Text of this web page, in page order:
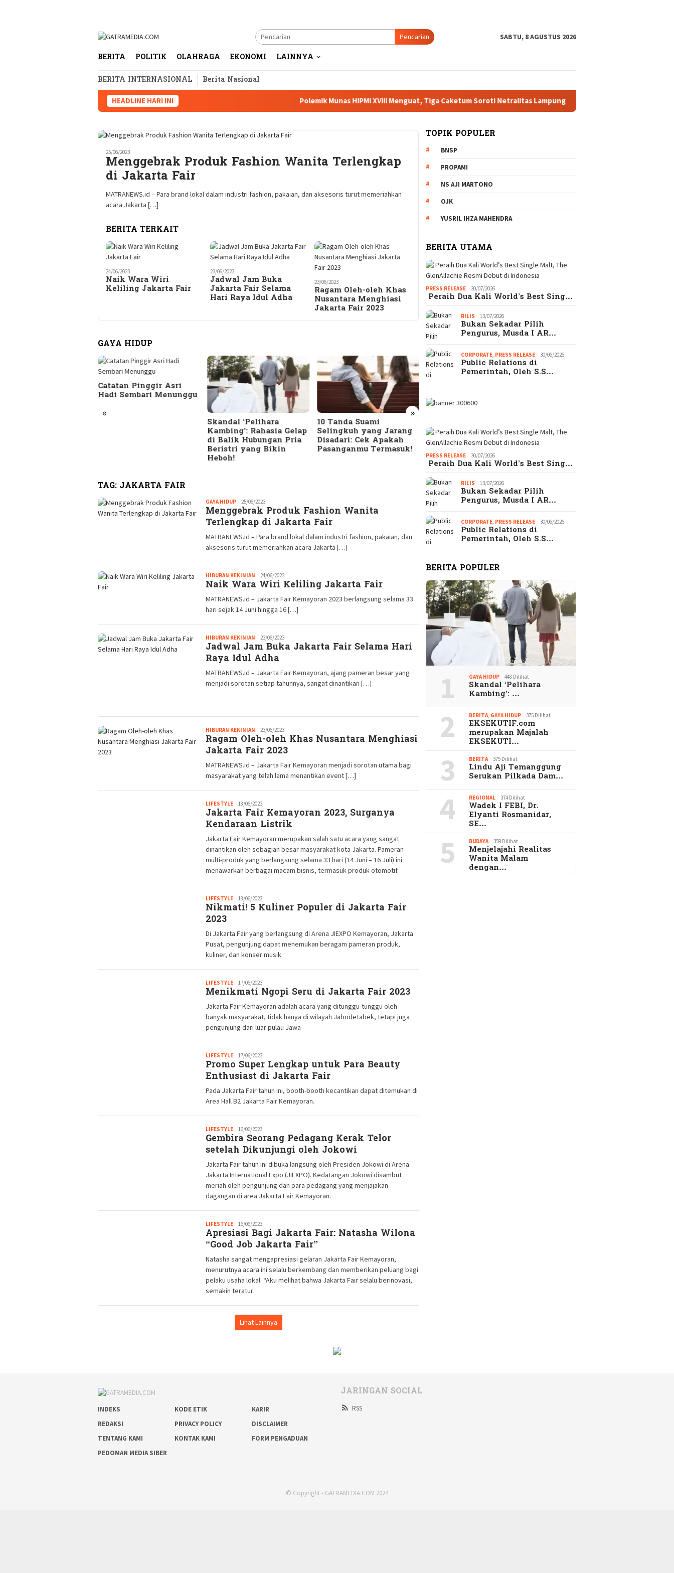
Pencarian SABTU, 8 AGUSTUS 2026
BERITA POLITIK OLAHRAGA EKONOMI LAINNYA
BERITA INTERNASIONAL Berita Nasional
HEADLINE HARI INI Polemik Munas HIPMI XVIII Menguat, Tiga Caketum Soroti Netralitas Lampung dan Dugaan Pelanggaran AD/ART
25/06/2023
Menggebrak Produk Fashion Wanita Terlengkap
di Jakarta Fair
MATRANEWS.id – Para brand lokal dalam industri fashion, pakaian, dan aksesoris turut memeriahkan
acara Jakarta […]
BERITA TERKAIT
24/06/2023
Naik Wara Wiri
Keliling Jakarta Fair
23/06/2023
Jadwal Jam Buka
Jakarta Fair Selama
Hari Raya Idul Adha
23/06/2023
Ragam Oleh-oleh Khas
Nusantara Menghiasi
Jakarta Fair 2023
GAYA HIDUP
« »
Catatan Pinggir Asri
Hadi Sembari Menunggu
Skandal ‘Pelihara
Kambing’: Rahasia Gelap
di Balik Hubungan Pria
Beristri yang Bikin
Heboh!
10 Tanda Suami
Selingkuh yang Jarang
Disadari: Cek Apakah
Pasanganmu Termasuk!
Mengejutkan Kenapa
Banyak Wanita Memilih
Serius
TAG: JAKARTA FAIR
GAYA HIDUP Redaksi
GM
25/06/2023
Menggebrak Produk Fashion Wanita
Terlengkap di Jakarta Fair
MATRANEWS.id – Para brand lokal dalam industri fashion, pakaian, dan
aksesoris turut memeriahkan acara Jakarta […]
HIBURAN KEKINIAN Redaksi
GM
24/06/2023
Naik Wara Wiri Keliling Jakarta Fair
MATRANEWS.id – Jakarta Fair Kemayoran 2023 berlangsung selama 33
hari sejak 14 Juni hingga 16 […]
HIBURAN KEKINIAN Redaksi
GM
23/06/2023
Jadwal Jam Buka Jakarta Fair Selama Hari
Raya Idul Adha
MATRANEWS.id – Jakarta Fair Kemayoran, ajang pameran besar yang
menjadi sorotan setiap tahunnya, sangat dinantikan […]
HIBURAN KEKINIAN Redaksi
GM
23/06/2023
Ragam Oleh-oleh Khas Nusantara Menghiasi
Jakarta Fair 2023
MATRANEWS.id – Jakarta Fair Kemayoran menjadi sorotan utama bagi
masyarakat yang telah lama menantikan event […]
LIFESTYLE Redaksi
GM
18/06/2023
Jakarta Fair Kemayoran 2023, Surganya
Kendaraan Listrik
Jakarta Fair Kemayoran merupakan salah satu acara yang sangat
dinantikan oleh sebagian besar masyarakat kota Jakarta. Pameran
multi-produk yang berlangsung selama 33 hari (14 Juni – 16 Juli) ini
menawarkan berbagai macam bisnis, termasuk produk otomotif.
LIFESTYLE Redaksi
GM
18/06/2023
Nikmati! 5 Kuliner Populer di Jakarta Fair
2023
Di Jakarta Fair yang berlangsung di Arena JIEXPO Kemayoran, Jakarta
Pusat, pengunjung dapat menemukan beragam pameran produk,
kuliner, dan konser musik
LIFESTYLE Redaksi
GM
17/06/2023
Menikmati Ngopi Seru di Jakarta Fair 2023
Jakarta Fair Kemayoran adalah acara yang ditunggu-tunggu oleh
banyak masyarakat, tidak hanya di wilayah Jabodetabek, tetapi juga
pengunjung dari luar pulau Jawa
LIFESTYLE Redaksi
GM
17/06/2023
Promo Super Lengkap untuk Para Beauty
Enthusiast di Jakarta Fair
Pada Jakarta Fair tahun ini, booth-booth kecantikan dapat ditemukan di
Area Hall B2 Jakarta Fair Kemayoran.
LIFESTYLE Redaksi
GM
16/06/2023
Gembira Seorang Pedagang Kerak Telor
setelah Dikunjungi oleh Jokowi
Jakarta Fair tahun ini dibuka langsung oleh Presiden Jokowi di Arena
Jakarta International Expo (JIEXPO). Kedatangan Jokowi disambut
meriah oleh pengunjung dan para pedagang yang menjajakan
dagangan di area Jakarta Fair Kemayoran.
LIFESTYLE Redaksi
GM
16/06/2023
Apresiasi Bagi Jakarta Fair: Natasha Wilona
“Good Job Jakarta Fair”
Natasha sangat mengapresiasi gelaran Jakarta Fair Kemayoran,
menurutnya acara ini selalu berkembang dan memberikan peluang bagi
pelaku usaha lokal. “Aku melihat bahwa Jakarta Fair selalu berinovasi,
semakin teratur
Lihat Lainnya
TOPIK POPULER
BNSP
PROPAMI
NS AJI MARTONO
OJK
YUSRIL IHZA MAHENDRA
BERITA UTAMA
PRESS RELEASE 30/07/2026
Peraih Dua Kali World’s Best Sing…
RILIS 13/07/2026
Bukan Sekadar Pilih
Pengurus, Musda I AR…
CORPORATE, PRESS RELEASE 30/06/2026
Public Relations di
Pemerintah, Oleh S.S…
PRESS RELEASE 30/07/2026
Peraih Dua Kali World’s Best Sing…
RILIS 13/07/2026
Bukan Sekadar Pilih
Pengurus, Musda I AR…
CORPORATE, PRESS RELEASE 30/06/2026
Public Relations di
Pemerintah, Oleh S.S…
BERITA POPULER
1 GAYA HIDUP 448 Dilihat
Skandal ‘Pelihara
Kambing’: …
2 BERITA, GAYA HIDUP 375 Dilihat
EKSEKUTIF.com
merupakan Majalah
EKSEKUTI…
3 BERITA 375 Dilihat
Lindu Aji Temanggung
Serukan Pilkada Dam…
4 REGIONAL 374 Dilihat
Wadek I FEBI, Dr.
Elyanti Rosmanidar,
SE…
5 BUDAYA 359 Dilihat
Menjelajahi Realitas
Wanita Malam
dengan…
INDEKS KODE ETIK
KARIR
REDAKSI
PRIVACY POLICY
DISCLAIMER
TENTANG KAMI
KONTAK KAMI
FORM PENGADUAN
PEDOMAN MEDIA SIBER
JARINGAN SOCIAL
RSS
© Copyright - GATRAMEDIA.COM 2024